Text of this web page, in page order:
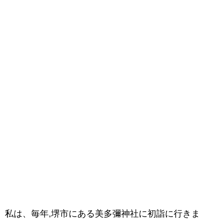
私は、毎年,堺市にある美多彌神社に初詣に行きま